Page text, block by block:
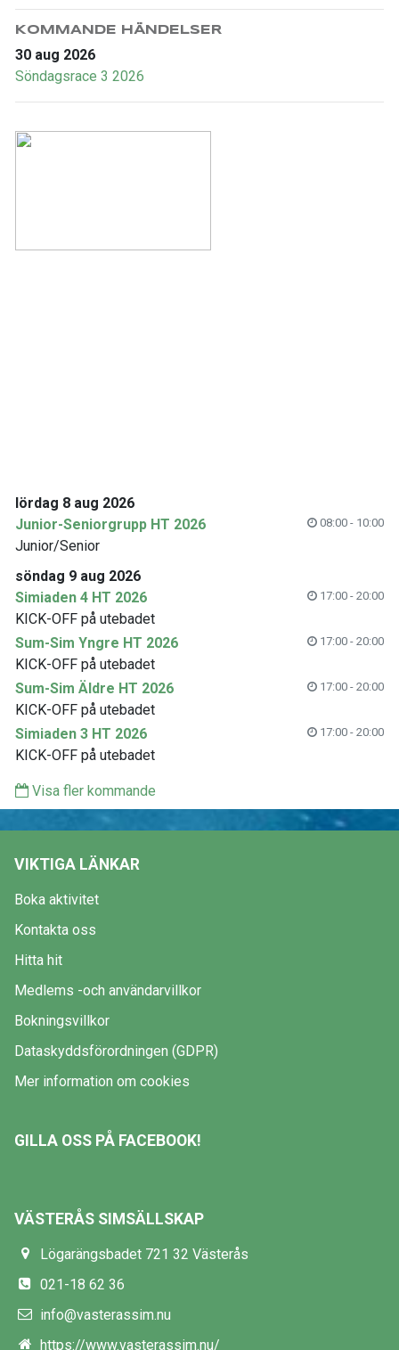
KOMMANDE HÄNDELSER
30 aug 2026
Söndagsrace 3 2026
lördag 8 aug 2026
Junior-Seniorgrupp HT 2026
08:00 - 10:00
Junior/Senior
söndag 9 aug 2026
Simiaden 4 HT 2026
17:00 - 20:00
KICK-OFF på utebadet
Sum-Sim Yngre HT 2026
17:00 - 20:00
KICK-OFF på utebadet
Sum-Sim Äldre HT 2026
17:00 - 20:00
KICK-OFF på utebadet
Simiaden 3 HT 2026
17:00 - 20:00
KICK-OFF på utebadet
Visa fler kommande
VIKTIGA LÄNKAR
Boka aktivitet
Kontakta oss
Hitta hit
Medlems -och användarvillkor
Bokningsvillkor
Dataskyddsförordningen (GDPR)
Mer information om cookies
GILLA OSS PÅ FACEBOOK!
VÄSTERÅS SIMSÄLLSKAP
Lögarängsbadet 721 32 Västerås
021-18 62 36
info@vasterassim.nu
https://www.vasterassim.nu/